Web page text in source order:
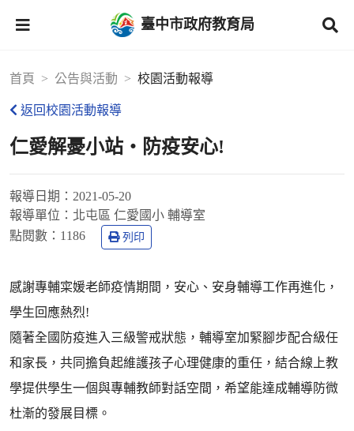
臺中市政府教育局
首頁 公告與活動 校園活動報導
返回校園活動報導
仁愛解憂小站‧防疫安心!
報導日期： 2021-05-20
報導單位： 北屯區 仁愛國小 輔導室
點閱數： 1186 列印
感謝專輔寀媛老師疫情期間，安心、安身輔導工作再進化，
學生回應熱烈!
隨著全國防疫進入三級警戒狀態，輔導室加緊腳步配合級任
和家長，共同擔負起維護孩子心理健康的重任，結合線上教
學提供學生一個與專輔教師對話空間，希望能達成輔導防微
杜漸的發展目標。